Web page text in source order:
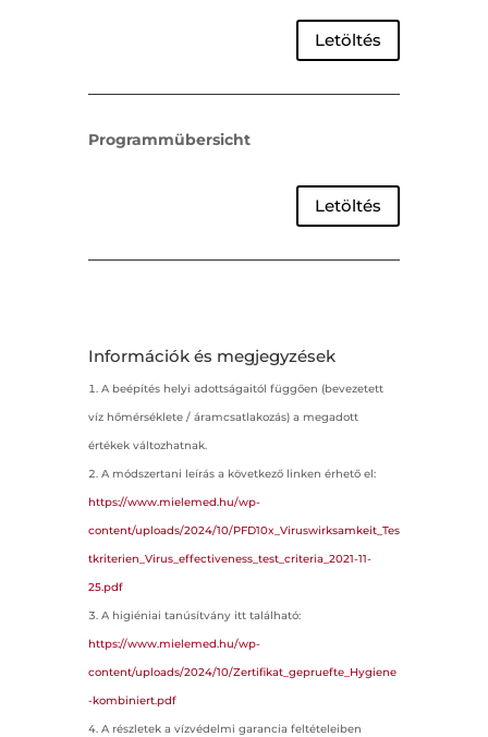
Letöltés
Programmübersicht
Letöltés
Információk és megjegyzések
A beépítés helyi adottságaitól függően (bevezetett
víz hőmérséklete / áramcsatlakozás) a megadott
értékek változhatnak.
A módszertani leírás a következő linken érhető el:
https://www.mielemed.hu/wp-
content/uploads/2024/10/PFD10x_Viruswirksamkeit_Tes
tkriterien_Virus_effectiveness_test_criteria_2021-11-
25.pdf
A higiéniai tanúsítvány itt található:
https://www.mielemed.hu/wp-
content/uploads/2024/10/Zertifikat_gepruefte_Hygiene
-kombiniert.pdf
A részletek a vízvédelmi garancia feltételeiben